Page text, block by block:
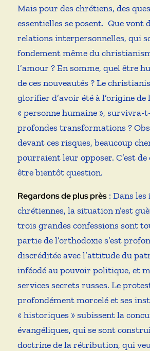
Mais pour des chrétiens, des
essentielles se posent. Que vont
relations interpersonnelles, qui
fondement même du
l’amour ? En somme, quel être
de ces nouveautés ? Le
glorifier d’avoir été à l’origine de
« personne humaine », survivra-
profondes transformations ?
devant ces risques, beaucoup
pourraient leur opposer. C’est de
être bientôt question.
Regardons de plus près: Dans
chrétiennes, la situation n’est
trois grandes confessions sont
partie de l’orthodoxie s’est
discréditée avec l’attitude du
inféodé au pouvoir politique, et
services secrets russes. Le
profondément morcelé et ses
« historiques » subissent la
évangéliques, qui se sont
doctrine de la rétribution, qui